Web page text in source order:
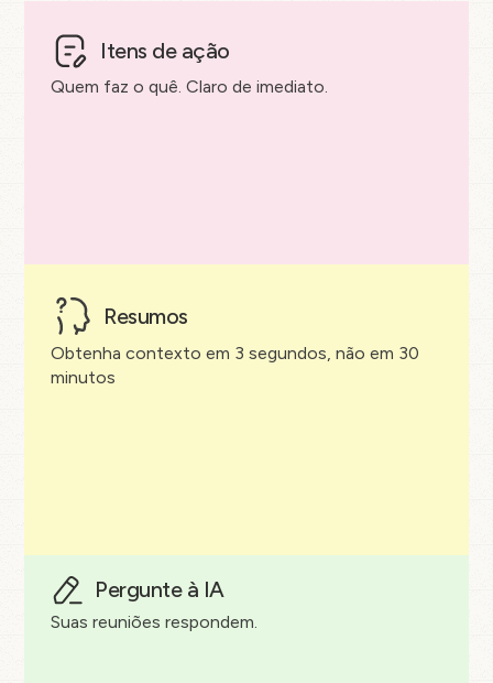
Itens de ação
Quem faz o quê. Claro de imediato.
Resumos
Obtenha contexto em 3 segundos, não em 30
minutos
Pergunte à IA
Suas reuniões respondem.